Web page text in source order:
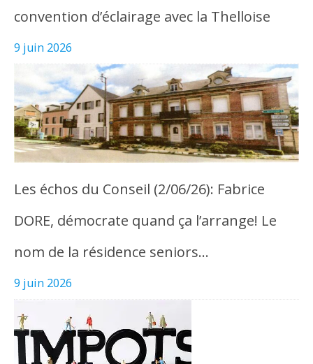
convention d’éclairage avec la Thelloise
9 juin 2026
Les échos du Conseil (2/06/26): Fabrice
DORE, démocrate quand ça l’arrange! Le
nom de la résidence seniors…
9 juin 2026